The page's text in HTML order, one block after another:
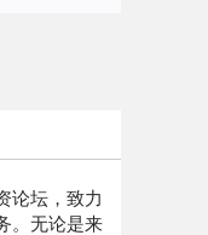
论坛，致力
。无论是来